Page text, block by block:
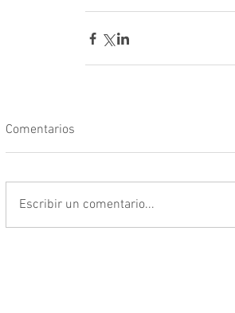
Comentarios
Escribir un comentario...